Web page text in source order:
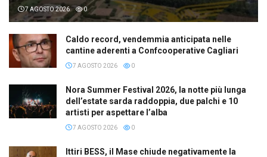
7 AGOSTO 2026 0
Caldo record, vendemmia anticipata nelle
cantine aderenti a Confcooperative Cagliari
7 AGOSTO 2026 0
Nora Summer Festival 2026, la notte più lunga
dell’estate sarda raddoppia, due palchi e 10
artisti per aspettare l’alba
7 AGOSTO 2026 0
Ittiri BESS, il Mase chiude negativamente la